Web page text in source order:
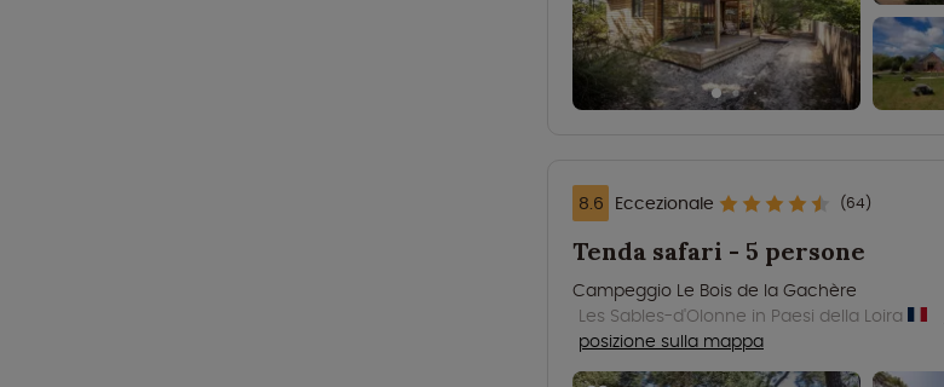
8.6 Eccezionale (64)
Tenda safari - 5 persone
Campeggio Le Bois de la Gachère
Les Sables-d'Olonne in Paesi della Loira
posizione sulla mappa